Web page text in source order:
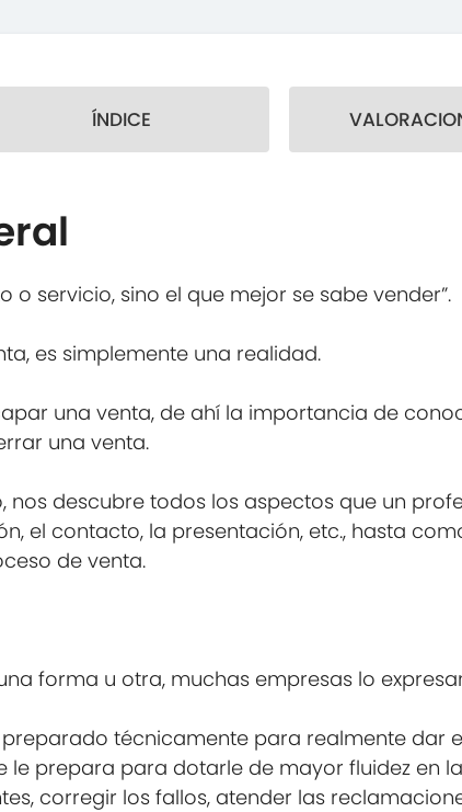
ÍNDICE
o servicio, sino el que mejor se sabe vender”.
es simplemente una realidad.
una venta, de ahí la importancia de
una venta.
nos descubre todos los aspectos que un
el contacto, la presentación, etc., hasta
de venta.
forma u otra, muchas empresas lo
preparado técnicamente para realmente dar
le prepara para dotarle de mayor fluidez en
corregir los fallos, atender las